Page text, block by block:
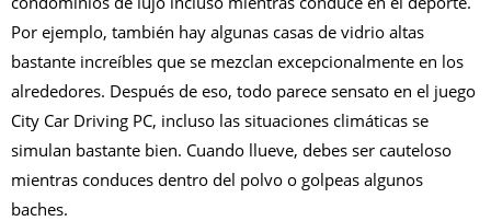
Por ejemplo, también hay algunas casas de vidrio altas
bastante increíbles que se mezclan excepcionalmente en los
alrededores. Después de eso, todo parece sensato en el juego
City Car Driving PC, incluso las situaciones climáticas se
simulan bastante bien. Cuando llueve, debes ser cauteloso
mientras conduces dentro del polvo o golpeas algunos
baches.